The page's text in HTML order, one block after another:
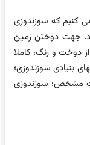
کنیم که سوزندوزی
جهت دوختن زمین
دوخت و رنگ، کاملا
بنیادی سوزندوزی؛
مشخص؛ سوزندوزی